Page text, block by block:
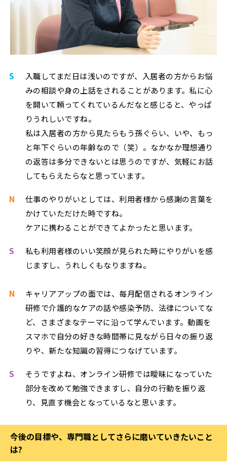
S
入職してまだ日は浅いのですが、入居者の方からお悩
みの相談や身の上話をされることがあります。私に心
を開いて頼ってくれているんだなと感じると、やっぱ
りうれしいですね。
私は入居者の方から見たらもう孫ぐらい、いや、もっ
と年下ぐらいの年齢なので（笑）。なかなか理想通り
の返答は多分できないとは思うのですが、気軽にお話
してもらえたらなと思っています。
N
仕事のやりがいとしては、利用者様から感謝の言葉を
かけていただけた時ですね。
ケアに携わることができてよかったと思います。
S
私も利用者様のいい笑顔が見られた時にやりがいを感
じますし、うれしくもなりますね。
N
キャリアアップの面では、毎月配信されるオンライン
研修で介護的なケアの話や感染予防、法律についてな
ど、さまざまなテーマに沿って学んでいます。動画を
スマホで自分の好きな時間帯に見ながら日々の振り返
りや、新たな知識の習得につなげています。
S
そうですよね、オンライン研修では曖昧になっていた
部分を改めて勉強できますし、自分の行動を振り返
り、見直す機会となっているなと思います。
今後の目標や、専門職としてさらに磨いていきたいこと
は?